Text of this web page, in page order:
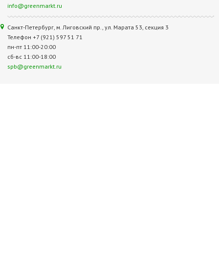
info@greenmarkt.ru
Санкт-Петербург, м. Лиговский пр., ул. Марата 53, секция 3
Телефон +7 (921) 597 51 71
пн-пт 11:00-20:00
сб-вс 11:00-18:00
spb@greenmarkt.ru